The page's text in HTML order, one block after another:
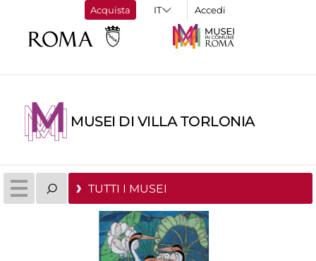
Acquista Accedi
MUSEI DI VILLA TORLONIA
TUTTI I MUSEI